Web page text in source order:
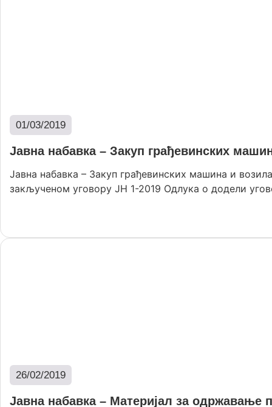
01/03/2019
Јавна набавка – Закуп грађевинских
Јавна набавка – Закуп грађевинских машина и
закљученом уговору ЈН 1-2019 Одлука о додели
26/02/2019
Јавна набавка – Материјал за одржавање